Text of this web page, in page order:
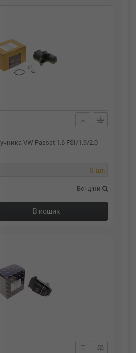
VW Passat 1.6 FSI/1.9/2.0
6 шт.
Всі ціни
В кошик